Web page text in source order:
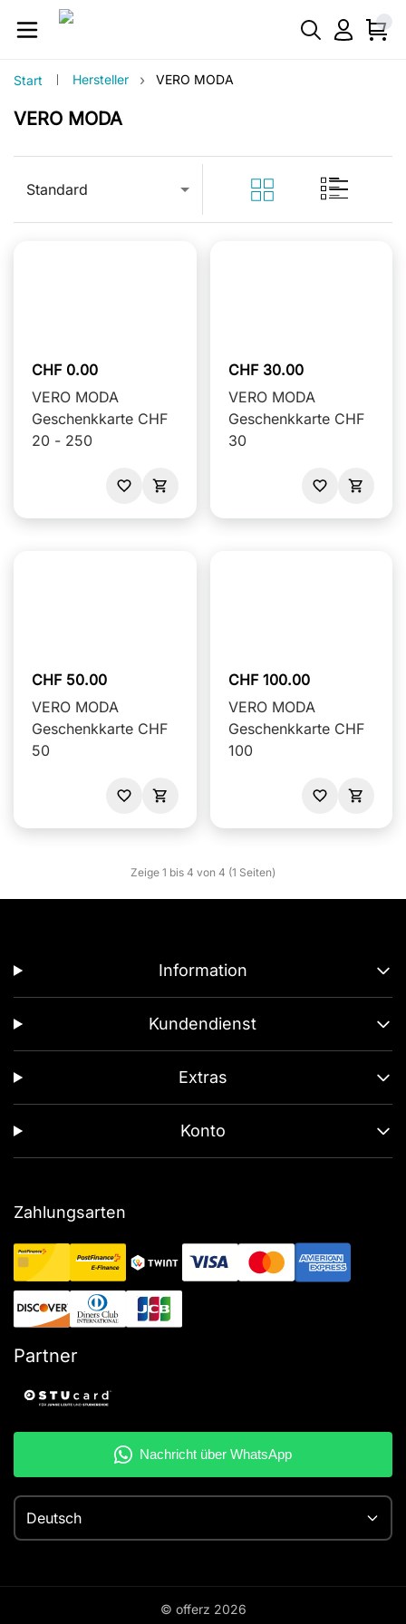
Start Hersteller › VERO MODA
VERO MODA
Standard
CHF 0.00
VERO MODA
Geschenkkarte CHF
20 - 250
CHF 30.00
VERO MODA
Geschenkkarte CHF
30
CHF 50.00
VERO MODA
Geschenkkarte CHF
50
CHF 100.00
VERO MODA
Geschenkkarte CHF
100
Zeige 1 bis 4 von 4 (1 Seiten)
Information
Kundendienst
Extras
Konto
Zahlungsarten
Partner
Deutsch
© offerz 2026